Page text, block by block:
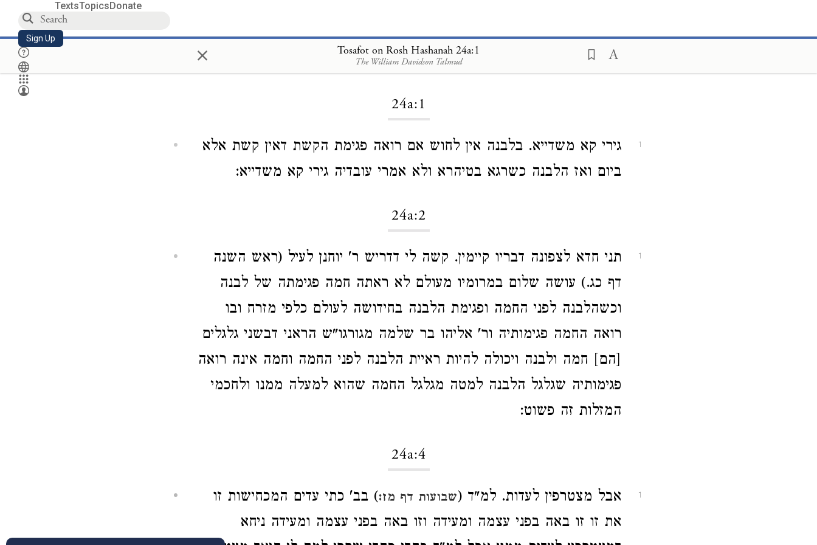
TextsTopicsDonate
Sign Up × Tosafot on Rosh Hashanah 24a:1
The William Davidson Talmud
Loading...
24a:1
1
גירי קא משדייא. בלבנה אין לחוש אם רואה פגימת הקשת דאין קשת אלא
ביום ואז הלבנה כשרגא בטיהרא ולא אמרי עובדיה גירי קא משדייא:
24a:2
1
תני חדא לצפונה דבריו קיימין. קשה לי דדריש ר' יוחנן לעיל (ראש השנה
דף כג.) עושה שלום במרומיו מעולם לא ראתה חמה פגימתה של לבנה
וכשהלבנה לפני החמה ופגימת הלבנה בחידושה לעולם כלפי מזרח ובו
רואה החמה פגימותיה ור' אליהו בר שלמה מגורגו"ש הראני דבשני גלגלים
[הם] חמה ולבנה ויכולה להיות ראיית הלבנה לפני החמה וחמה אינה רואה
פגימותיה שגלגל הלבנה למטה מגלגל החמה שהוא למעלה ממנו ולחכמי
המזלות זה פשוט:
24a:4
1 אבל מצטרפין לעדות. למ"ד (שבועות דף מז:) בב' כתי עדים המכחישות זו
את זו זו באה בפני עצמה ומעידה וזו באה בפני עצמה ומעידה ניחא